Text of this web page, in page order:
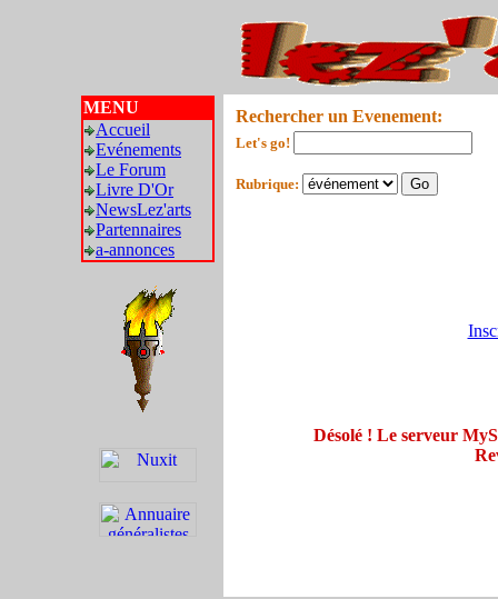
MENU
Accueil
Evénements
Le Forum
Livre D'Or
NewsLez'arts
Partennaires
a-annonces
Rechercher un Evenement:
Let's go!
Rubrique:
Désolé ! Le serveur